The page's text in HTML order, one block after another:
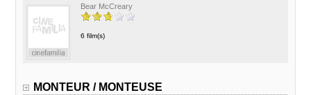
Bear McCreary
6 film(s)
MONTEUR / MONTEUSE